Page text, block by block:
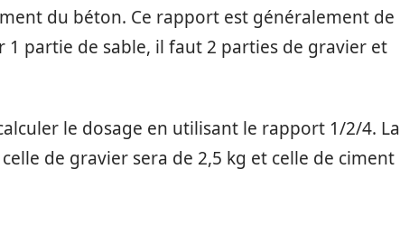
du béton. Ce rapport est généralement de
1 partie de sable, il faut 2 parties de gravier et
le dosage en utilisant le rapport 1/2/4. La
de gravier sera de 2,5 kg et celle de ciment